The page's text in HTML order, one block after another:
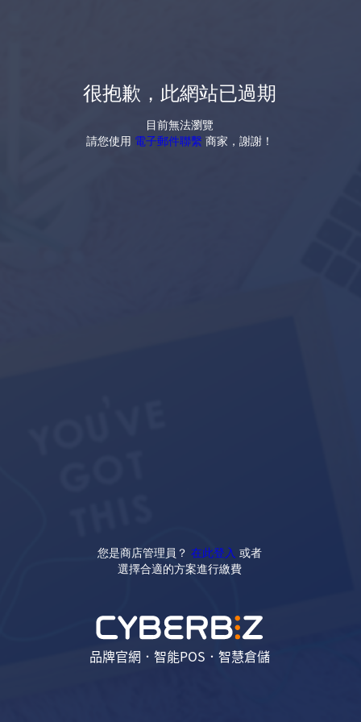
很抱歉，此網站已過期
目前無法瀏覽
請您使用 電子郵件聯繫 商家，謝謝！
您是商店管理員？ 在此登入 或者
選擇合適的方案進行繳費